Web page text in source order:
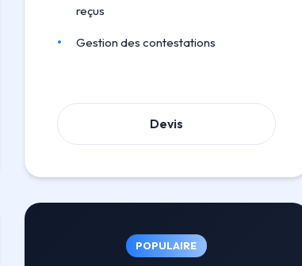
reçus
Gestion des contestations
Devis
POPULAIRE